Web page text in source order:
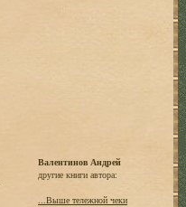
Валентинов Андрей
другие книги автора:
...Выше тележной чеки